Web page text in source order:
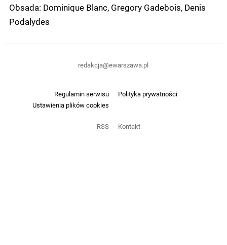
Obsada: Dominique Blanc, Gregory Gadebois, Denis
Podalydes
Regulamin serwisu
Polityka prywatności
Ustawienia plików cookies
RSS Kontakt
redakcja@ewarszawa.pl